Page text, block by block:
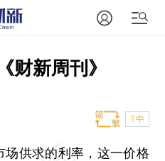
财新周刊》
T中
供求的利率，这一价格